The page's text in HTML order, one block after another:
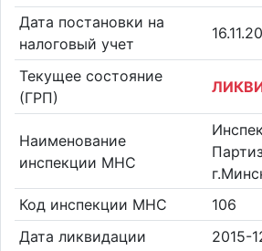
Дата постановки на
налоговый учет
Текущее состояние
(ГРП)
Наименование
инспекции МНС
Код инспекции МНС
106
Дата ликвидации
2015-